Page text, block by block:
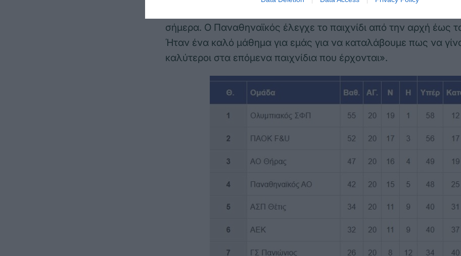
σήμερα. Ο Παναθηναϊκός έλεγχε το παιχνίδι από την αρχή έως
Ήταν ένα καλό μάθημα για εμάς για να καταλάβουμε πως να
καλύτεροι στα επόμενα παιχνίδια που έρχονται».